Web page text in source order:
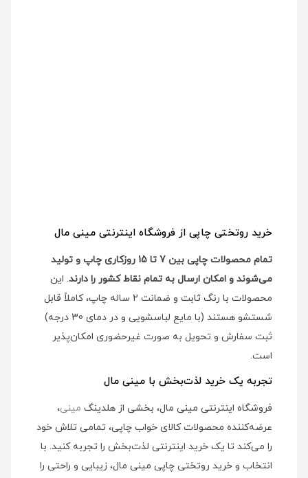
خرید روتختی چاپی از فروشگاه اینترنتی مینی مال
تمام محصولات چاپی بین 7 تا 15 روزکاری چاپ و تولید
می‌شوند و امکان ارسال به تمام نقاط کشور را دارند. این
محصولات با رنگ ثابت و ضمانت 2 ساله چاپ، کاملاً قابل
شستشو هستند (با مایع لباسشویی و در دمای 30 درجه)
ثبت سفارش و تحویل به صورت غیرحضوری امکان‌پذیر
است.
تجربه یک خرید لذت‌بخش با مینی مال
فروشگاه اینترنتی مینی مال، بخشی از هلدینگ مینی،
عرضه‌کننده محصولات کالای خواب چاپی، تمامی تلاش خود
را می‌کند تا یک خرید اینترنتی لذت‌بخش را تجربه کنید. با
انتخاب و خرید روتختی چاپی مینی مال، زیبایی و راحتی را